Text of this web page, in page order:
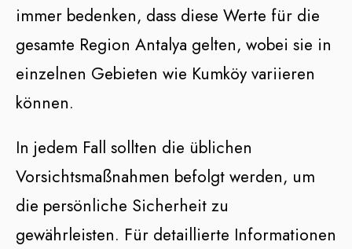
immer bedenken, dass diese Werte für die
gesamte Region Antalya gelten, wobei sie in
einzelnen Gebieten wie Kumköy variieren
können.
In jedem Fall sollten die üblichen
Vorsichtsmaßnahmen befolgt werden, um
die persönliche Sicherheit zu
gewährleisten. Für detaillierte Informationen